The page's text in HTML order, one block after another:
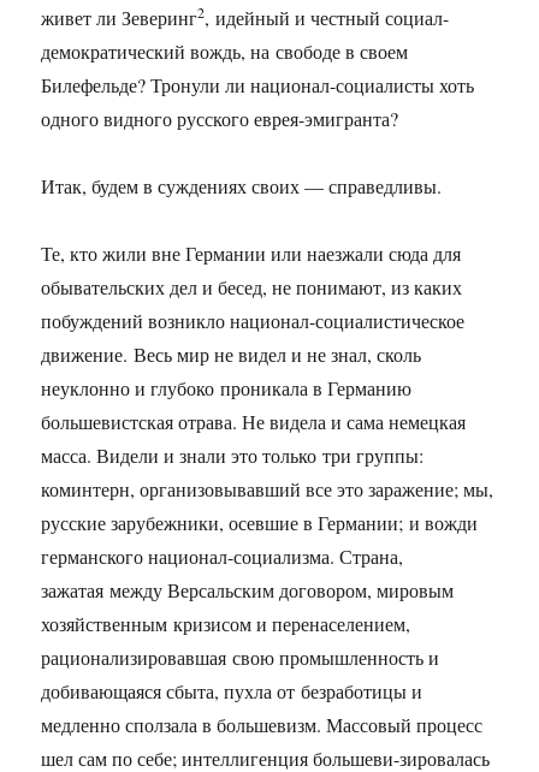
живет ли Зеверинг2, идейный и честный социал-
демократический вождь, на свободе в своем
Билефельде? Тронули ли национал-социалисты хоть
одного видного русского еврея-эмигранта?
Итак, будем в суждениях своих — справедливы.
Те, кто жили вне Германии или наезжали сюда для
обывательских дел и бесед, не понимают, из каких
побуждений возникло национал-социалистическое
движение. Весь мир не видел и не знал, сколь
неуклонно и глубоко проникала в Германию
большевистская отрава. Не видела и сама немецкая
масса. Видели и знали это только три группы:
коминтерн, организовывавший все это заражение; мы,
русские зарубежники, осевшие в Германии; и вожди
германского национал-социализма. Страна,
зажатая между Версальским договором, мировым
хозяйственным кризисом и перенаселением,
рационализировавшая свою промышленность и
добивающаяся сбыта, пухла от безработицы и
медленно сползала в большевизм. Массовый процесс
шел сам по себе; интеллигенция большеви-зировалась